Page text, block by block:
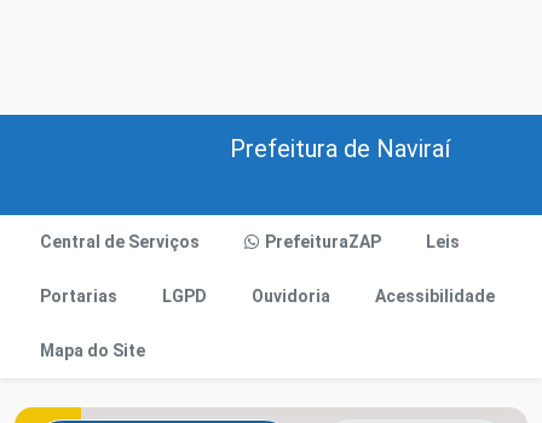
Prefeitura de Naviraí
Central de Serviços PrefeituraZAP Leis
Portarias LGPD Ouvidoria Acessibilidade
Mapa do Site